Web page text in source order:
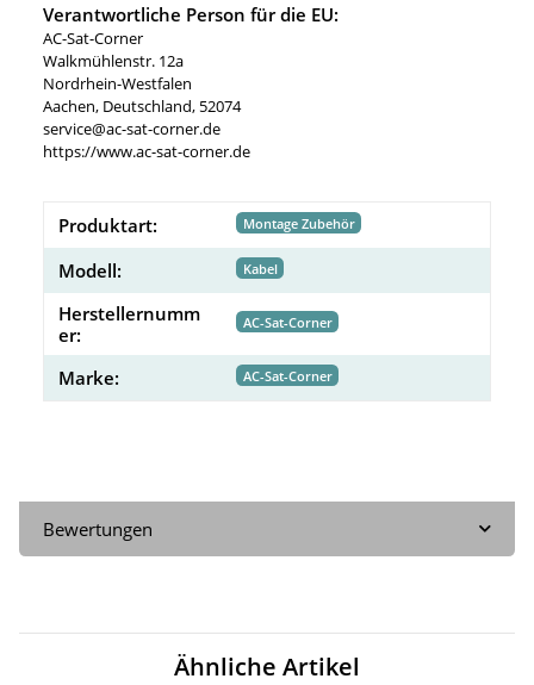
Verantwortliche Person für die EU:
AC-Sat-Corner
Walkmühlenstr. 12a
Nordrhein-Westfalen
Aachen, Deutschland, 52074
service@ac-sat-corner.de
https://www.ac-sat-corner.de
Produktart: Montage Zubehör
Modell: Kabel
Herstellernumm
er:
AC-Sat-Corner
Marke: AC-Sat-Corner
Bewertungen
Ähnliche Artikel